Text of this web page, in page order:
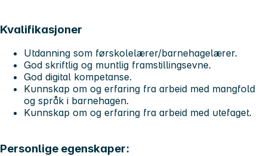
Kvalifikasjoner
Utdanning som førskolelærer/barnehagelærer.
God skriftlig og muntlig framstillingsevne.
God digital kompetanse.
Kunnskap om og erfaring fra arbeid med mangfold
og språk i barnehagen.
Kunnskap om og erfaring fra arbeid med utefaget.
Personlige egenskaper: